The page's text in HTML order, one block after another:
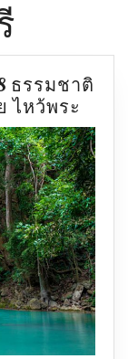
ธรรมชาติ
ไหว้พระ
17
ที่
เที่ยว
กาญ
2568
ธรร
ภูเขา
สวน
ดอก
ที่
เที่ยว